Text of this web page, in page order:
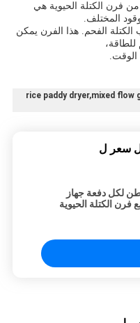
فرن الكتلة الحيوية هي
المختلف.
الكتلة الفحم. هذا الفرن يمكن
للطاقة،
الوقت.
rice paddy dryer,mixed flow
سعر ل
مجموعات 30 طن لكل دفعة جهاز
الكتلة الحيوية